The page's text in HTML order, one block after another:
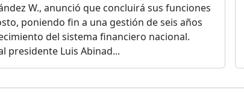
W., anunció que concluirá sus funciones
poniendo fin a una gestión de seis años
del sistema financiero nacional.
presidente Luis Abinad...